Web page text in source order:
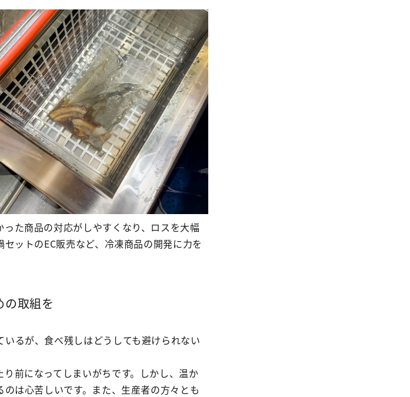
った商品の対応がしやすくなり、ロスを大幅
ットのEC販売など、冷凍商品の開発に力を
の取組を
るが、食べ残しはどうしても避けられない
前になってしまいがちです。しかし、温か
は心苦しいです。また、生産者の方々とも